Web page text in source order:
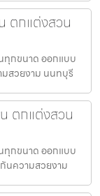
ตกแต่งสวน
กขนาด ออกแบบ
สวยงาม นนทบุรี
ตกแต่งสวน
ทุกขนาด ออกแบบ
นความสวยงาม